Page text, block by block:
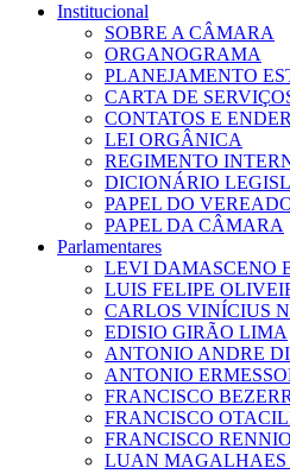
Institucional
SOBRE A CÂMARA
ORGANOGRAMA
PLANEJAMENTO
CARTA DE
CONTATOS E
LEI ORGÂNICA
REGIMENTO
DICIONÁRIO
PAPEL DO
PAPEL DA CÂMARA
Parlamentares
LEVI DAMASCENO
LUIS FELIPE
CARLOS VINÍCIUS
EDISIO GIRÃO LIMA
ANTONIO ANDRE
ANTONIO
FRANCISCO
FRANCISCO
FRANCISCO
LUAN MAGALHAES